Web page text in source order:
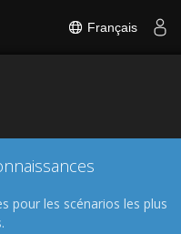
Français
pour les scénarios les plus